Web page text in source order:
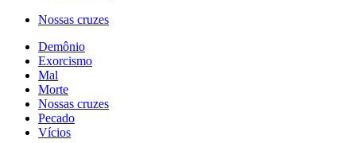
Nossas cruzes
Demônio
Exorcismo
Mal
Morte
Nossas cruzes
Pecado
Vícios